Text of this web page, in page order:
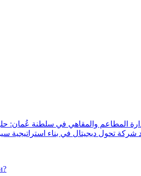
المطاعم والمقاهي في سلطنة عُمان:
تحول ديجيتال في بناء استراتيجية